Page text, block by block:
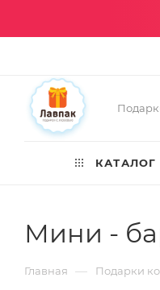
КАТАЛОГ
Мини -
Главная — Подарки